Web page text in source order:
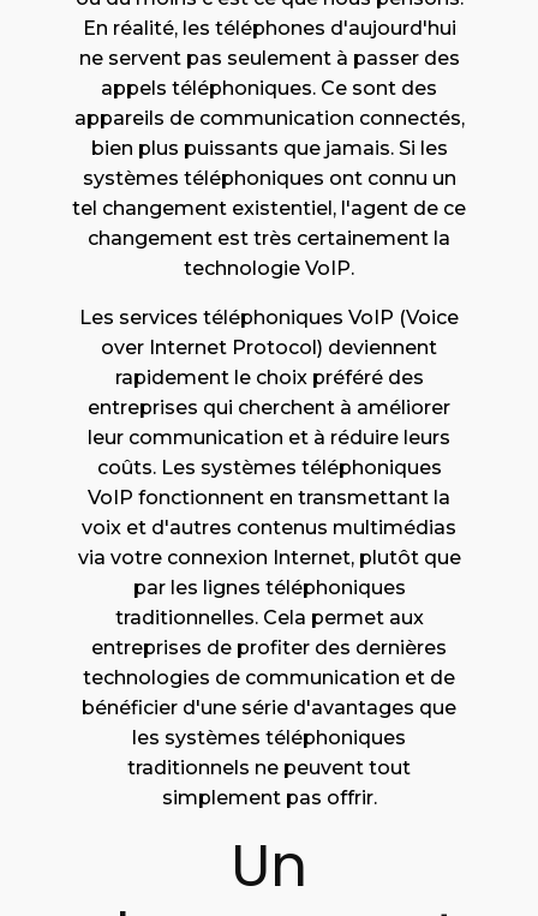
En réalité, les téléphones d'aujourd'hui
ne servent pas seulement à passer des
appels téléphoniques. Ce sont des
appareils de communication connectés,
bien plus puissants que jamais. Si les
systèmes téléphoniques ont connu un
tel changement existentiel, l'agent de ce
changement est très certainement la
technologie VoIP.
Les services téléphoniques VoIP (Voice
over Internet Protocol) deviennent
rapidement le choix préféré des
entreprises qui cherchent à améliorer
leur communication et à réduire leurs
coûts. Les systèmes téléphoniques
VoIP fonctionnent en transmettant la
voix et d'autres contenus multimédias
via votre connexion Internet, plutôt que
par les lignes téléphoniques
traditionnelles. Cela permet aux
entreprises de profiter des dernières
technologies de communication et de
bénéficier d'une série d'avantages que
les systèmes téléphoniques
traditionnels ne peuvent tout
simplement pas offrir.
Un